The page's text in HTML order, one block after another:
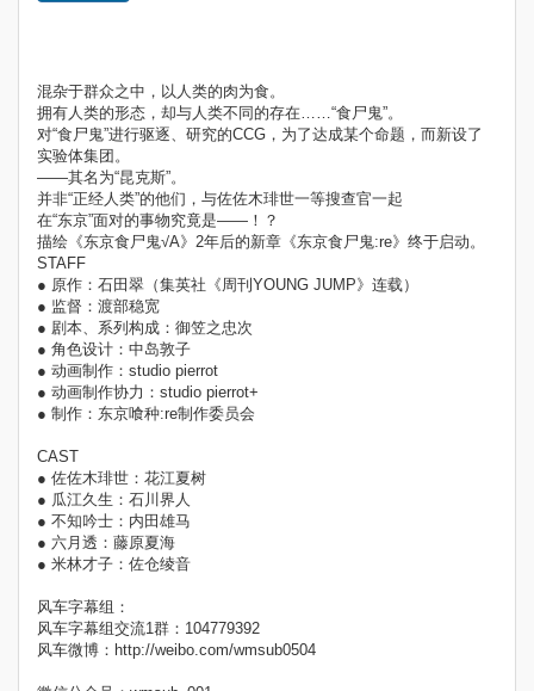
混杂于群众之中，以人类的肉为食。
拥有人类的形态，却与人类不同的存在……“食尸鬼”。
对“食尸鬼”进行驱逐、研究的CCG，为了达成某个命题，而新设了
实验体集团。
——其名为“昆克斯”。
并非“正经人类”的他们，与佐佐木琲世一等搜查官一起
在“东京”面对的事物究竟是——！？
描绘《东京食尸鬼√A》2年后的新章《东京食尸鬼:re》终于启动。
STAFF
● 原作：石田翠（集英社《周刊YOUNG JUMP》连载）
● 监督：渡部稳宽
● 剧本、系列构成：御笠之忠次
● 角色设计：中岛敦子
● 动画制作：studio pierrot
● 动画制作协力：studio pierrot+
● 制作：东京喰种:re制作委员会
CAST
● 佐佐木琲世：花江夏树
● 瓜江久生：石川界人
● 不知吟士：内田雄马
● 六月透：藤原夏海
● 米林才子：佐仓绫音
风车字幕组：
风车字幕组交流1群：104779392
风车微博：http://weibo.com/wmsub0504